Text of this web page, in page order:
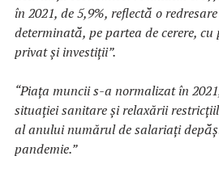
în 2021, de 5,9%, reflectă̆ o
determinată̆, pe partea de cerere, cu
privat și investiții”.
“Piața muncii s-a normalizat în
situației sanitare și relaxării
al anului numărul de salariați
pandemie.”